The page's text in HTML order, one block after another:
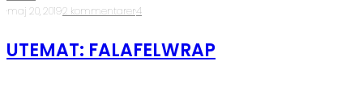
·maj 20, 2019·2 kommentarer·4
UTEMAT: FALAFELWRAP